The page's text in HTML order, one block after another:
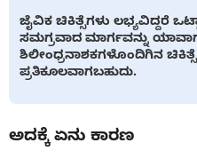
ಜೈವಿಕ ಚಿಕಿತ್ಸೆಗಳು ಲಭ್ಯವಿದ್ದರೆ
ಸಮಗ್ರವಾದ ಮಾರ್ಗವನ್ನು
ಶಿಲೀಂಧ್ರನಾಶಕಗಳೊಂದಿಗಿನ
ಪ್ರತಿಕೂಲವಾಗಬಹುದು.
ಅದಕ್ಕೆ ಏನು ಕಾರಣ